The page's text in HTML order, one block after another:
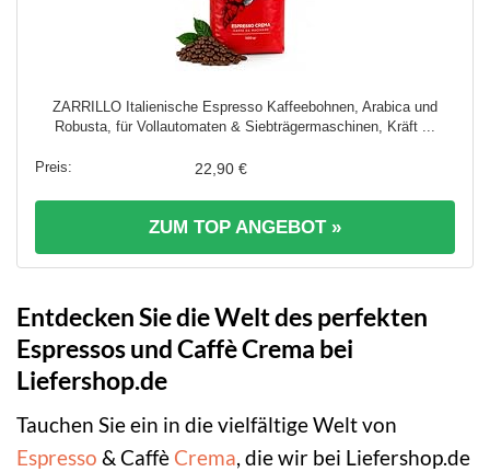
ZARRILLO Italienische Espresso Kaffeebohnen, Arabica und
Robusta, für Vollautomaten & Siebträgermaschinen, Kräft ...
22,90 €
ZUM TOP ANGEBOT »
Entdecken Sie die Welt des perfekten
Espressos und Caffè Crema bei
Liefershop.de
Tauchen Sie ein in die vielfältige Welt von
Espresso & Caffè Crema, die wir bei Liefershop.de